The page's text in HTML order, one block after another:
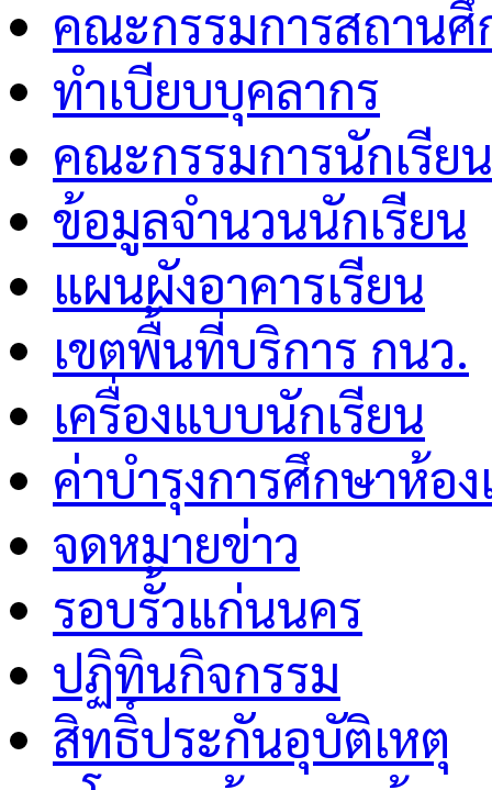
คณะกรรมการสถาน
ทำเบียบบุคลากร
คณะกรรมการนักเรียน
ข้อมูลจำนวนนักเรียน
แผนผังอาคารเรียน
เขตพื้นที่บริการ กนว.
เครื่องแบบนักเรียน
ค่าบำรุงการศึกษาห้อ
จดหมายข่าว
รอบรั้วแก่นนคร
ปฏิทินกิจกรรม
สิทธิ์ประกันอุบัติเหตุ